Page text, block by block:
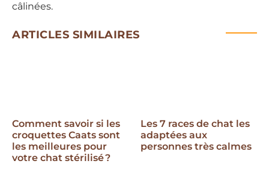
câlinées.
ARTICLES SIMILAIRES
Comment savoir si les
croquettes Caats sont
les meilleures pour
votre chat stérilisé ?
Les 7 races de chat les
adaptées aux
personnes très calmes